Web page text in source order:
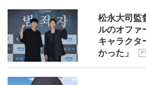
松永大司監
ルのオフ
キャラクタ
かった」
P